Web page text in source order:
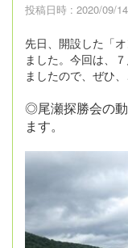
投稿日時 : 2020/09/14
先日、開設した「
ました。今回は、
ましたので、ぜひ、
◎尾瀬探勝会の
ます。